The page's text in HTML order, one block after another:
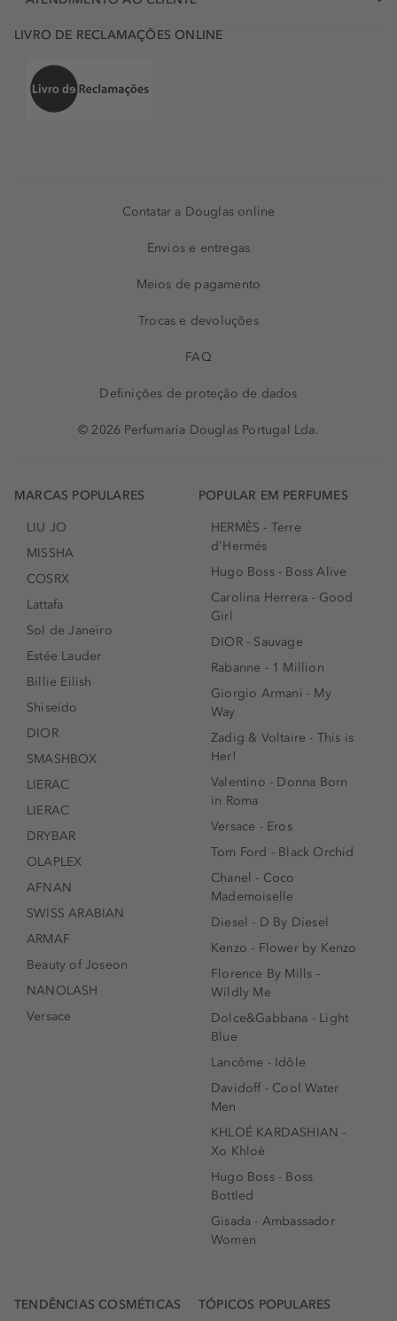
LIVRO DE RECLAMAÇÕES ONLINE
Contatar a Douglas online
Envios e entregas
Meios de pagamento
Trocas e devoluções
FAQ
Definições de proteção de dados
© 2026 Perfumaria Douglas Portugal Lda.
MARCAS POPULARES
LIU JO
MISSHA
COSRX
Lattafa
Sol de Janeiro
Estée Lauder
Billie Eilish
Shiseido
DIOR
SMASHBOX
LIERAC
LIERAC
DRYBAR
OLAPLEX
AFNAN
SWISS ARABIAN
ARMAF
Beauty of Joseon
NANOLASH
Versace
POPULAR EM PERFUMES
HERMÈS - Terre
d'Hermés
Hugo Boss - Boss Alive
Carolina Herrera - Good
Girl
DIOR - Sauvage
Rabanne - 1 Million
Giorgio Armani - My
Way
Zadig & Voltaire - This is
Her!
Valentino - Donna Born
in Roma
Versace - Eros
Tom Ford - Black Orchid
Chanel - Coco
Mademoiselle
Diesel - D By Diesel
Kenzo - Flower by Kenzo
Florence By Mills -
Wildly Me
Dolce&Gabbana - Light
Blue
Lancôme - Idôle
Davidoff - Cool Water
Men
KHLOÉ KARDASHIAN -
Xo Khloè
Hugo Boss - Boss
Bottled
Gisada - Ambassador
Women
TENDÊNCIAS COSMÉTICAS TÓPICOS POPULARES